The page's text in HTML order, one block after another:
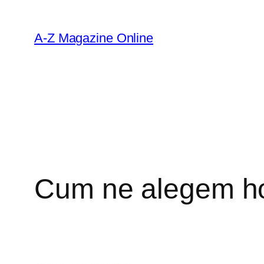
content
A-Z Magazine Online
Cum ne alegem